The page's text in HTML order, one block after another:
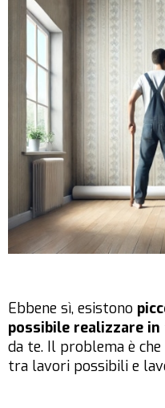
Ebbene sì, esistono
possibile realizzare
da te. Il problema è
tra lavori possibili e